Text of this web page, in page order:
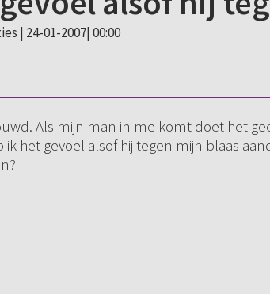
| 24-01-2007| 00:00
Als mijn man in me komt doet het
het gevoel alsof hij tegen mijn blaas